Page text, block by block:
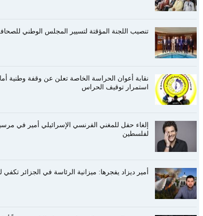
تنصيب اللجنة المؤقتة لتسيير المجلس الوطني للصحافة
نقابة أعوان الحراسة الخاصة تعلن عن وقفة وطنية
استمرار توقيف الحراس
إلغاء حفل للمغني الفرنسي الإسرائيلي أمير في
لفلسطين
أمير ديزاد يفجرها: ميزانية الرئاسة في الجزائر تكفي لشراء 30 طائرة لإخماد